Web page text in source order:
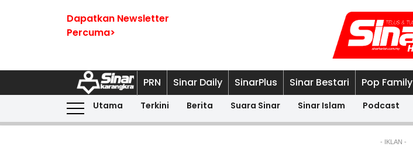
Dapatkan Newsletter
Percuma>
PRN Sinar Daily SinarPlus Sinar Bestari Pop Family
Utama Terkini Berita Suara Sinar Sinar Islam Podcast
- IKLAN -